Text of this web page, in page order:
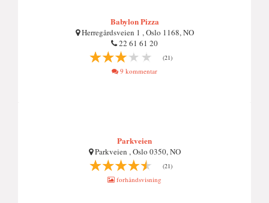
Babylon Pizza
Herregårdsveien 1 , Oslo 1168, NO
22 61 61 20
(21)
9 kommentar
Parkveien
Parkveien , Oslo 0350, NO
(21)
forhåndsvisning